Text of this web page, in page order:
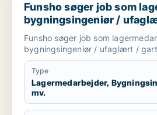
Funsho søger job som
bygningsingeniør /
landbrug
Funsho søger job som
bygningsingeniør / ufaglært /
Type
Lagermedarbejder,
mv.